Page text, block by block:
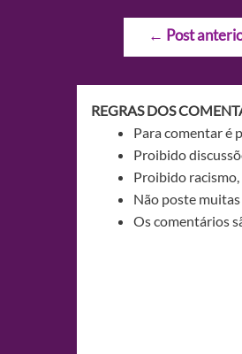
Navegação
← Post
REGRAS DOS
Para comentar é
Proibido
Proibido
Não poste
Os comentários